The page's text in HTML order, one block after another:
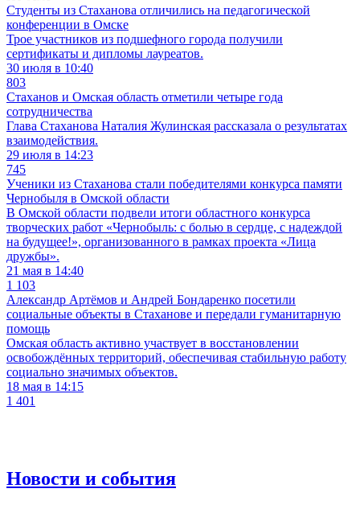
Студенты из Стаханова отличились на педагогической
конференции в Омске
Трое участников из подшефного города получили
сертификаты и дипломы лауреатов.
30 июля в 10:40
803
Стаханов и Омская область отметили четыре года
сотрудничества
Глава Стаханова Наталия Жулинская рассказала о результатах
взаимодействия.
29 июля в 14:23
745
Ученики из Стаханова стали победителями конкурса памяти
Чернобыля в Омской области
В Омской области подвели итоги областного конкурса
творческих работ «Чернобыль: с болью в сердце, с надеждой
на будущее!», организованного в рамках проекта «Лица
дружбы».
21 мая в 14:40
1 103
Александр Артёмов и Андрей Бондаренко посетили
социальные объекты в Стаханове и передали гуманитарную
помощь
Омская область активно участвует в восстановлении
освобождённых территорий, обеспечивая стабильную работу
социально значимых объектов.
18 мая в 14:15
1 401
Новости и события